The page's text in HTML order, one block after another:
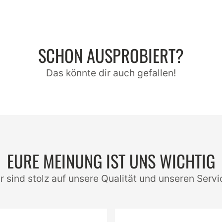
Emulgator:SOJAlecithine
HASELNÜSSE
natürliches Aroma
Brennwert: 535,00
Brennwert: 2.229,00 Kilojoule
Fett: 32,10
SCHON AUSPROBIERT?
Das könnte dir auch gefallen!
EURE MEINUNG IST UNS WICHTIG
sind stolz auf unsere Qualität und unseren